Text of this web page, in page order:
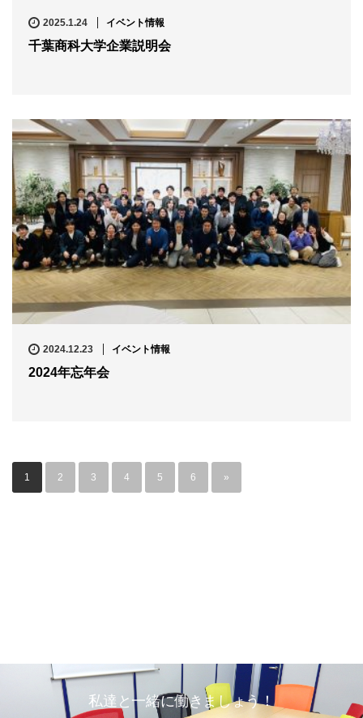
2025.1.24 イベント情報
千葉商科大学企業説明会
2024.12.23 イベント情報
2024年忘年会
1 2 3 4 5 6 »
私達と一緒に働きましょう！